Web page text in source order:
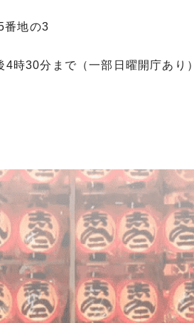
地の3
時30分まで（一部日曜開庁あり）